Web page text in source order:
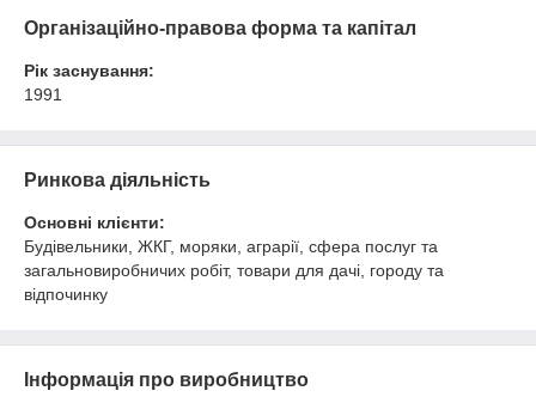
Організаційно-правова форма та капітал
Рік заснування:
1991
Ринкова діяльність
Основні клієнти:
Будівельники, ЖКГ, моряки, аграрії, сфера послуг та
загальновиробничих робіт, товари для дачі, городу та
відпочинку
Інформація про виробництво